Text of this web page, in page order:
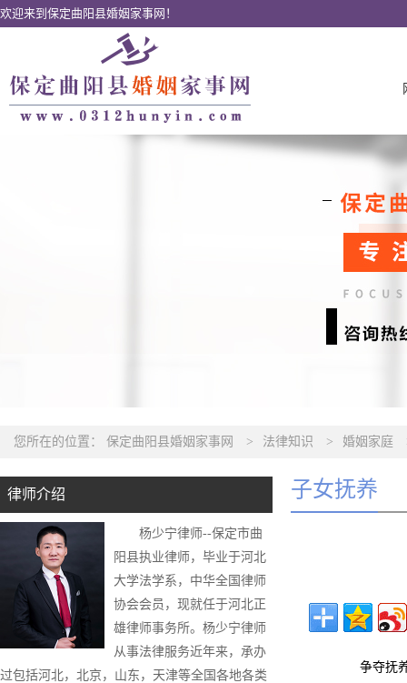
欢迎来到保定曲阳县婚姻家事网！
您所在的位置： 保定曲阳县婚姻家事网 > 法律知识 > 婚姻家庭
律师介绍
杨少宁律师--保定市曲
阳县执业律师，毕业于河北
大学法学系，中华全国律师
协会会员，现就任于河北正
雄律师事务所。杨少宁律师
从事法律服务近年来，承办
过包括河北，北京，山东，天津等全国各地各类
子女抚养
争夺抚养